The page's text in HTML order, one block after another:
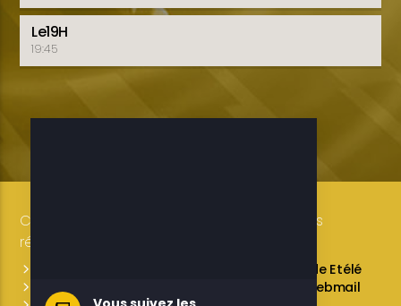
Le19H
19:45
Copyright 2019-2025 ETELE BENIN Tous droits
réservés / Conception: LUXE CONSULTING
L’équipe de Etélé
Webmail